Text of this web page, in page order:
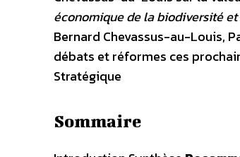
économique de la biodiversité
Bernard Chevassus-au-Louis,
débats et réformes ces
Stratégique
Sommaire